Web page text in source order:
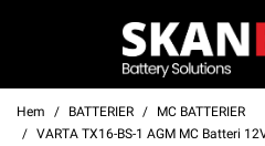
Hem BATTERIER
MC BATTERIER
VARTA TX16-BS-1 AGM MC Batteri